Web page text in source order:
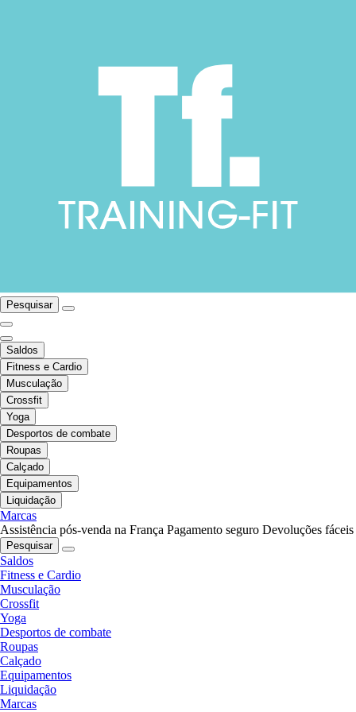
Pesquisar
Saldos
Fitness e Cardio
Musculação
Crossfit
Yoga
Desportos de combate
Roupas
Calçado
Equipamentos
Liquidação
Marcas
Assistência pós-venda na França Pagamento seguro Devoluções fáceis
Pesquisar
Saldos
Fitness e Cardio
Musculação
Crossfit
Yoga
Desportos de combate
Roupas
Calçado
Equipamentos
Liquidação
Marcas